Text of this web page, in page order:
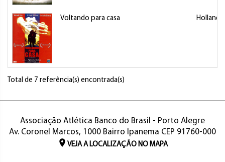
Voltando para casa Holland,
Total de 7 referência(s) encontrada(s)
Associação Atlética Banco do Brasil - Porto Alegre
Av. Coronel Marcos, 1000 Bairro Ipanema CEP 91760-000
VEJA A LOCALIZAÇÃO NO MAPA